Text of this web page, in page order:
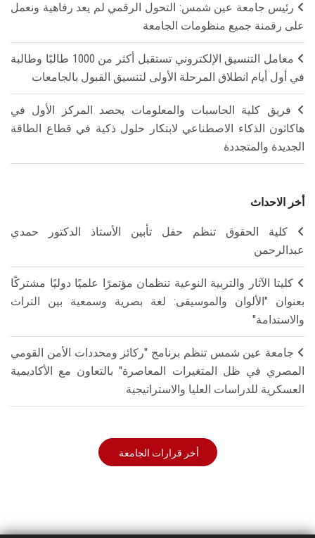
رئيس جامعة عين شمس: التحول الرقمي لم يعد رفاهية ونعمل
على رقمنة جميع منظومات الجامعة
معامل التنسيق الإلكتروني تستقبل أكثر من 1000 طالبًا وطالبة
في أول أيام انطلاق المرحلة الأولى لتنسيق القبول بالجامعات
فريق كلية الحاسبات والمعلومات يحصد المركز الأول في
هاكاثون الذكاء الاصطناعي لابتكار حلول ذكية في قطاع الطاقة
الجديدة والمتجددة
أخر الاحداث
كلية الحقوق تنظم حفل تأبين الأستاذ الدكتور حمدي
عبدالرحمن
كليتا الآثار والتربية النوعية تنظمان مؤتمرًا علميًا دوليًا مشتركًا
بعنوان "الألوان والموسيقى: لغة بصرية وسمعية بين التراث
والاستدامة"
جامعة عين شمس تنظم برنامج "ركائز ومحددات الأمن القومي
المصري في ظل المتغيرات المعاصرة" بالتعاون مع الأكاديمية
العسكرية للدراسات العليا والاستراتيجية
أخر قرارات الجامعة